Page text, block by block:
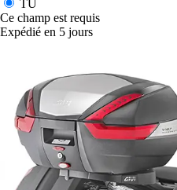
TU
Ce champ est requis
Expédié en 5 jours